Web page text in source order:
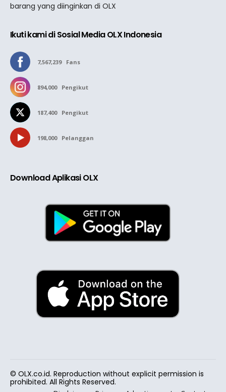
barang yang diinginkan di OLX
Ikuti kami di Sosial Media OLX Indonesia
7,567,239 Fans
894,000 Pengikut
187,400 Pengikut
198,000 Pelanggan
Download Aplikasi OLX
© OLX.co.id. Reproduction without explicit permission is
prohibited. All Rights Reserved.